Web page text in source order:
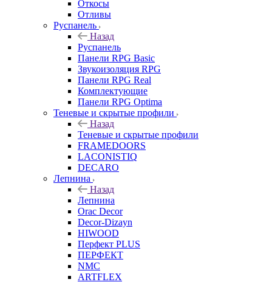
Откосы
Отливы
Руспанель
Назад
Руспанель
Панели RPG Basic
Звукоизоляция RPG
Панели RPG Real
Комплектующие
Панели RPG Optima
Теневые и скрытые профили
Назад
Теневые и скрытые профили
FRAMEDOORS
LACONISTIQ
DECARO
Лепнина
Назад
Лепнина
Orac Decor
Decor-Dizayn
HIWOOD
Перфект PLUS
ПЕРФЕКТ
NMC
ARTFLEX